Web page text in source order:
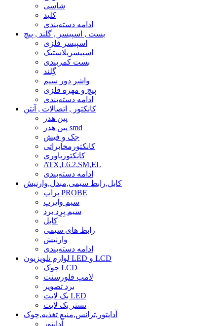
شاسی
کلید
ادامه دسته‌بندی
بست , اسپیسر , گلند , پیچ
اسپیسر فلزی
اسپیسرپلاستیک
بست کمربندی
گِلند
واشر دور سیم
پیچ و مهره فلزی
ادامه دسته‌بندی
کانکتور , اتصالات , آنتن
پین هدر
پین هدر smd
جک و فیش
کانکتورمخابراتی
کانکتورپاوری
ATX,L6.2,SM,EL
ادامه دسته‌بندی
کابل,رابط سیمی,مبدل,وارنیش
پراب PROBE
سیم وایرپ
سیم بِرِد برد
کابل
رابط های سیمی
وارنیش
ادامه دسته‌بندی
لوازم تلویزیون LED و LCD
چوک LCD
لامپ فلورسنت
برد تصویر
بک لایت LED
تستر بک لایت
آداپتور,ترانس,منبع تغذیه,چوک
آداپتور